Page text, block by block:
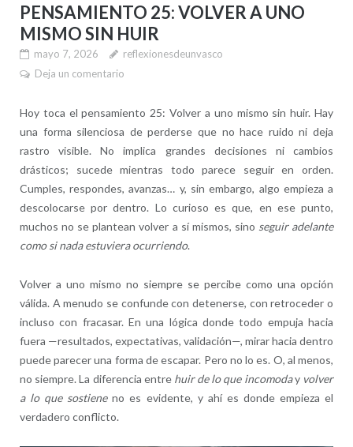
PENSAMIENTO 25: VOLVER A UNO
MISMO SIN HUIR
mayo 7, 2026
reflexionesdeunvasco
Deja un comentario
Hoy toca el pensamiento 25: Volver a uno mismo sin huir. Hay
una forma silenciosa de perderse que no hace ruido ni deja
rastro visible. No implica grandes decisiones ni cambios
drásticos; sucede mientras todo parece seguir en orden.
Cumples, respondes, avanzas… y, sin embargo, algo empieza a
descolocarse por dentro. Lo curioso es que, en ese punto,
muchos no se plantean volver a sí mismos, sino seguir adelante
como si nada estuviera ocurriendo.
Volver a uno mismo no siempre se percibe como una opción
válida. A menudo se confunde con detenerse, con retroceder o
incluso con fracasar. En una lógica donde todo empuja hacia
fuera —resultados, expectativas, validación—, mirar hacia dentro
puede parecer una forma de escapar. Pero no lo es. O, al menos,
no siempre. La diferencia entre huir de lo que incomoday volver
a lo que sostieneno es evidente, y ahí es donde empieza el
verdadero conflicto.